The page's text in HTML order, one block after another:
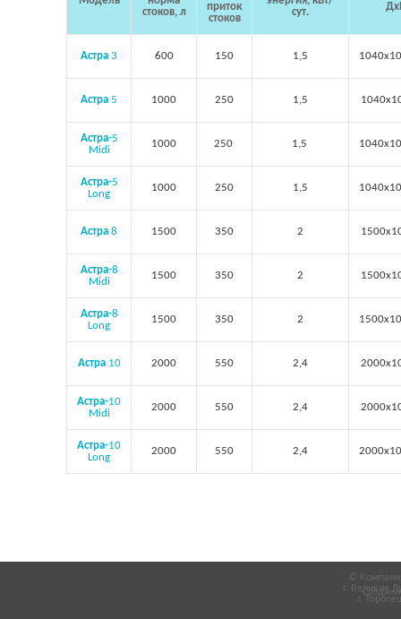
стоков, л
приток
стоков
сут.
Астра 3 600 150 1,5
Астра 5 1000 250 1,5
Астра-5
Midi
1000 250 1,5
Астра-5
Long
1000 250 1,5
Астра 8 1500 350 2
Астра-8
Midi
1500 350 2
Астра-8
Long
1500 350 2
Астра10 2000 550 2,4
Астра-10
Midi
2000 550 2,4
Астра-10
Long
2000 550 2,4
©
г. Великие
г.